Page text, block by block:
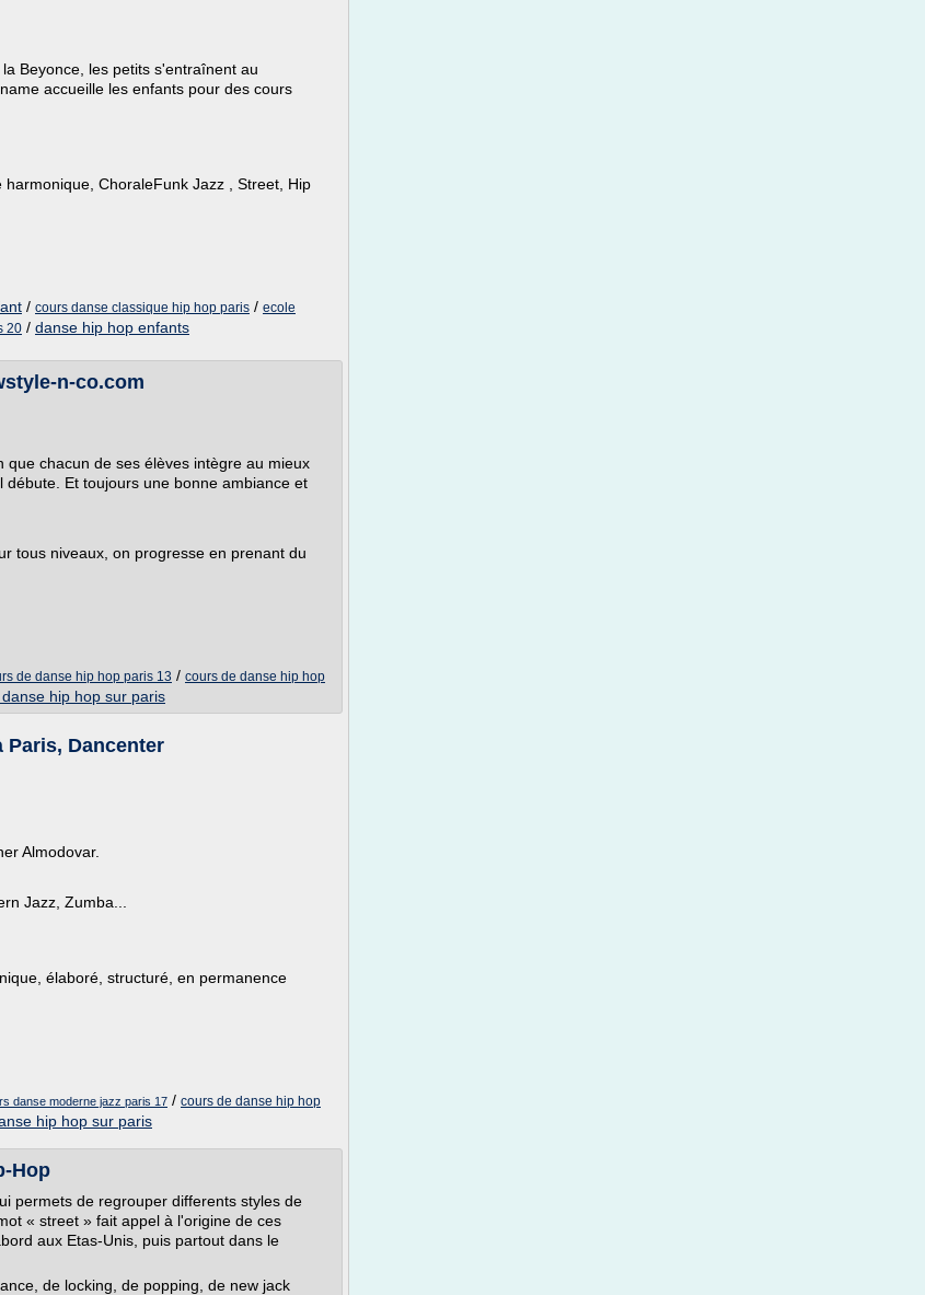
Beyonce, les petits s'entraînent au
accueille les enfants pour des cours
ChoraleFunk Jazz , Street, Hip
/ cours danse classique hip hop paris / ecole
20 / danse hip hop enfants
n-co.com
chacun de ses élèves intègre au mieux
Et toujours une bonne ambiance et
tous niveaux, on progresse en prenant du
de danse hip hop paris 13 / cours de danse hip hop
hip hop sur paris
Paris, Dancenter
Almodovar.
Jazz, Zumba...
élaboré, structuré, en permanence
danse moderne jazz paris 17 / cours de danse hip hop
hip hop sur paris
Hop
permets de regrouper differents styles de
« street » fait appel à l'origine de ces
aux Etas-Unis, puis partout dans le
de locking, de popping, de new jack